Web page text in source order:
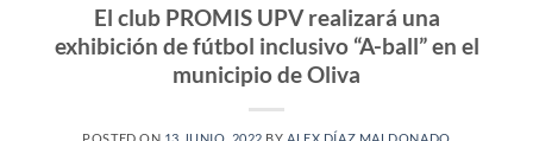
El club PROMIS UPV realizará una
exhibición de fútbol inclusivo “A-ball” en el
municipio de Oliva